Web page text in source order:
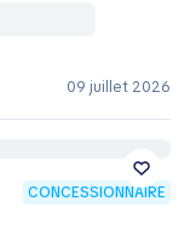
09 juillet 2026
CONCESSIONNAIRE